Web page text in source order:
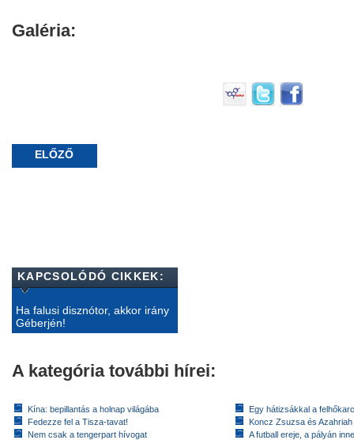
Galéria:
ELŐZŐ
KAPCSOLÓDÓ CIKKEK:
Ha falusi disznótor, akkor irány
Géberjén!
A kategória további hírei:
Kína: bepillantás a holnap világába
Fedezze fel a Tisza-tavat!
Nem csak a tengerpart hívogat
Egy hátizsákkal a
Koncz Zsuzsa és
A futball ereje, a pályán